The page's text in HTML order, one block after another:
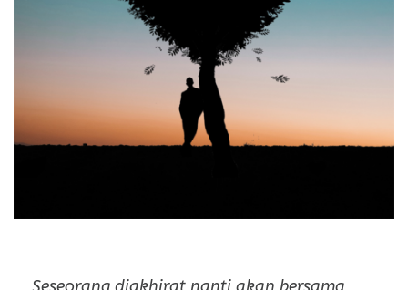
Seseorang diakhirat nanti akan bersama